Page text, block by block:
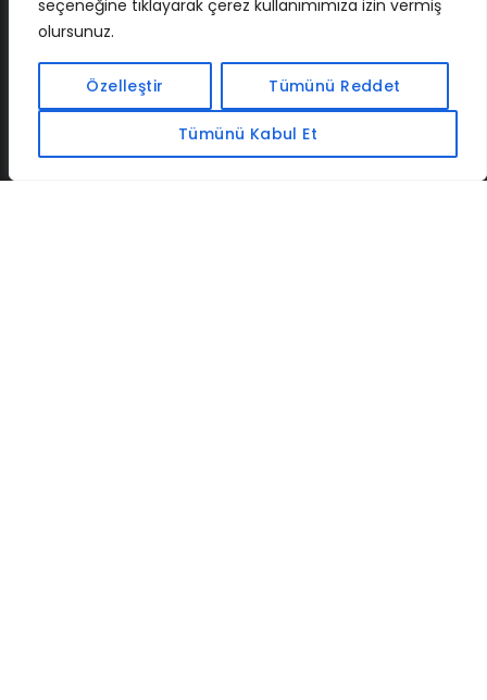
seçeneğine tıklayarak çerez kullanımımıza izin vermiş
olursunuz.
Özelleştir Tümünü Reddet
Tümünü Kabul Et
İLETIŞIM BAF CADSOFTUSA MAXIMUMPCGUIDES